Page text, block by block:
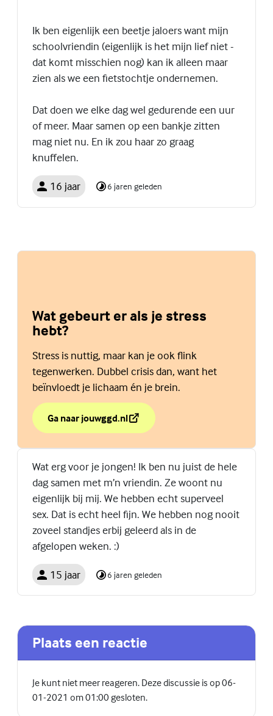
Ik ben eigenlijk een beetje jaloers want mijn
schoolvriendin (eigenlijk is het mijn lief niet -
dat komt misschien nog) kan ik alleen maar
zien als we een fietstochtje ondernemen.
Dat doen we elke dag wel gedurende een uur
of meer. Maar samen op een bankje zitten
mag niet nu. En ik zou haar zo graag
knuffelen.
16 jaar 6 jaren geleden
Wat gebeurt er als je stress
hebt?
Stress is nuttig, maar kan je ook flink
tegenwerken. Dubbel crisis dan, want het
beïnvloedt je lichaam én je brein.
Ga naar jouwggd.nl
over Wat gebeurt er als je stress hebt?
(Externe link)
Wat erg voor je jongen! Ik ben nu juist de hele
dag samen met m’n vriendin. Ze woont nu
eigenlijk bij mij. We hebben echt superveel
sex. Dat is echt heel fijn. We hebben nog nooit
zoveel standjes erbij geleerd als in de
afgelopen weken. :)
15 jaar 6 jaren geleden
Plaats een reactie
Je kunt niet meer reageren. Deze discussie is op 06-
01-2021 om 01:00 gesloten.